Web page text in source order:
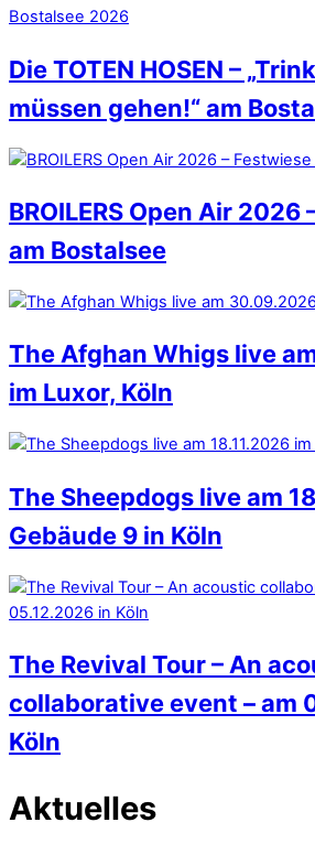
Die TOTEN HOSEN –
müssen gehen!“ am
BROILERS Open Air 2026
am Bostalsee
The Afghan Whigs live
im Luxor, Köln
The Sheepdogs live am
Gebäude 9 in Köln
The Revival Tour – An
collaborative event – am
Köln
Aktuelles